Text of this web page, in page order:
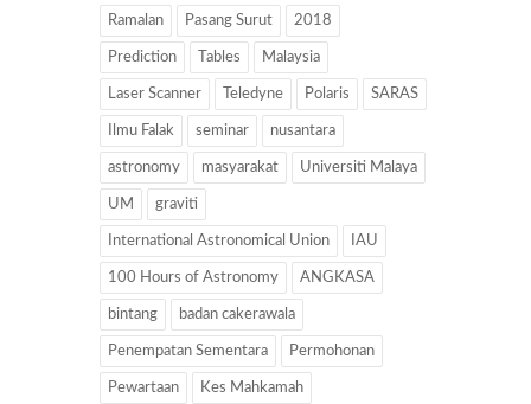
Ramalan Pasang Surut 2018
Prediction Tables Malaysia
Laser Scanner Teledyne Polaris SARAS
Ilmu Falak seminar nusantara
astronomy masyarakat Universiti Malaya
UM graviti
International Astronomical Union IAU
100 Hours of Astronomy ANGKASA
bintang badan cakerawala
Penempatan Sementara Permohonan
Pewartaan Kes Mahkamah